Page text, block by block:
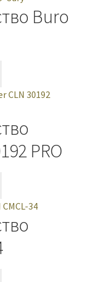
Buro
PRO